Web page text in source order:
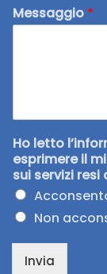
Messaggio *
Ho letto
esprimere il
sui servizi
Non
Invia